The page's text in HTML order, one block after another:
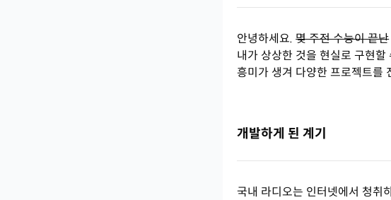
안녕하세요.몇 주전 수능이 끝난
내가 상상한 것을 현실로 구현
흥미가 생겨 다양한 프로젝트를
개발하게 된 계기
국내 라디오는 인터넷에서 청취